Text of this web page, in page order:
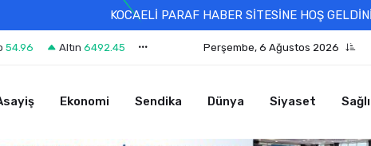
KOCAELİ PARAF HABER SİTESİNE HOŞ
54.96 Altın 6492.45 Perşembe, 6 Ağustos 2026
Ekonomi Sendika Dünya Siyaset